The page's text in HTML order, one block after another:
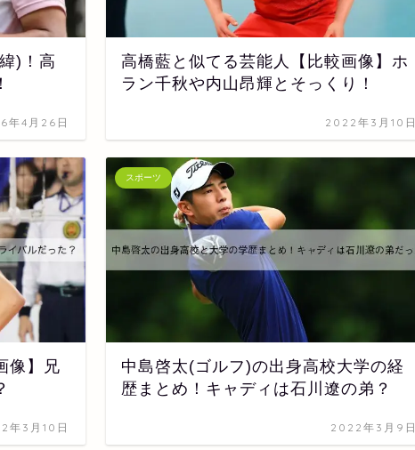
)！高
年4月26日
高橋藍と似てる芸能人【比較画像】ホ
ラン千秋や内山昂輝とそっくり！
2022年3月10日
像】兄
年3月10日
スポーツ
中島啓太(ゴルフ)の出身高校大学の経
歴まとめ！キャディは石川遼の弟？
2022年3月9日